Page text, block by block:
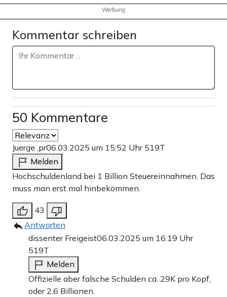
Werbung
Kommentar schreiben
50 Kommentare
Juerge ,pr06.03.2025 um 15:52 Uhr 519T
Melden
Hochschuldenland bei 1 Billion Steuereinnahmen. Das
muss man erst mal hinbekommen.
43
Antworten
dissenter Freigeist06.03.2025 um 16:19 Uhr
519T
Melden
Offizielle aber falsche Schulden ca. 29K pro Kopf,
oder 2.6 Billionen.